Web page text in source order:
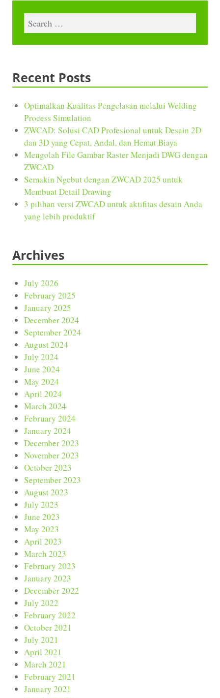
Recent Posts
Optimalkan Kualitas Pengelasan melalui Welding
Process Simulation
ZWCAD: Solusi CAD Profesional untuk Desain 2D
dan 3D yang Cepat, Andal, dan Hemat Biaya
Mengolah File Gambar Raster Menjadi DWG dengan
ZWCAD
Semakin Ngebut dengan ZWCAD 2025 untuk
Membuat Detail Drawing
3 pilihan versi ZWCAD untuk aktifitas desain Anda
yang lebih produktif
Archives
July 2026
February 2025
January 2025
December 2024
September 2024
August 2024
July 2024
June 2024
May 2024
April 2024
March 2024
February 2024
January 2024
December 2023
November 2023
October 2023
September 2023
August 2023
July 2023
June 2023
May 2023
April 2023
March 2023
February 2023
January 2023
December 2022
July 2022
February 2022
October 2021
July 2021
April 2021
March 2021
February 2021
January 2021